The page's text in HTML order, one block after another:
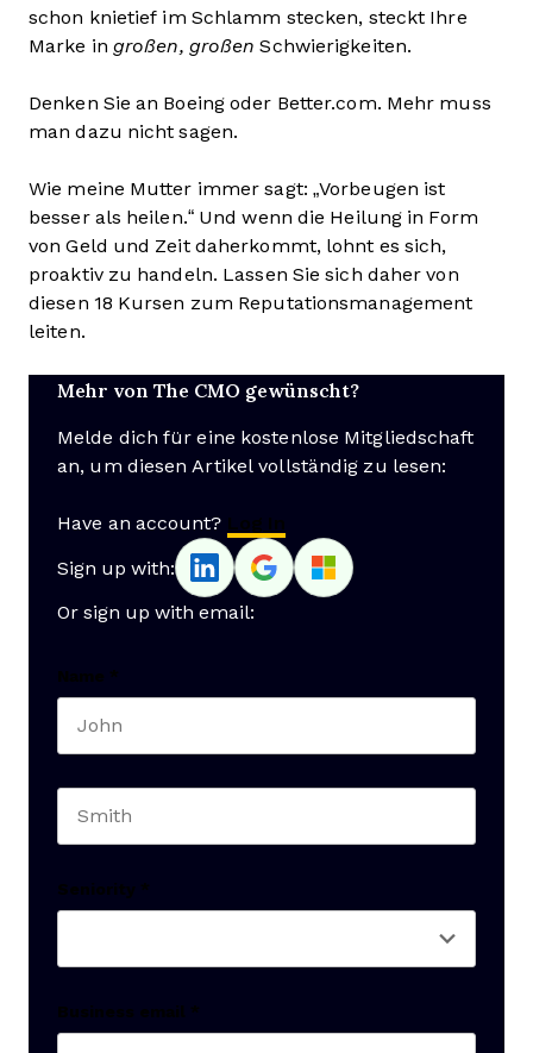
schon knietief im Schlamm stecken, steckt Ihre
Marke in großen, großen Schwierigkeiten.
Denken Sie an Boeing oder Better.com. Mehr muss
man dazu nicht sagen.
Wie meine Mutter immer sagt: „Vorbeugen ist
besser als heilen.“ Und wenn die Heilung in Form
von Geld und Zeit daherkommt, lohnt es sich,
proaktiv zu handeln. Lassen Sie sich daher von
diesen 18 Kursen zum Reputationsmanagement
leiten.
Mehr von The CMO gewünscht?
Melde dich für eine kostenlose Mitgliedschaft
an, um diesen Artikel vollständig zu lesen:
Have an account? Log In
Sign up with:
Or sign up with email:
Name *
Seniority *
Business email *